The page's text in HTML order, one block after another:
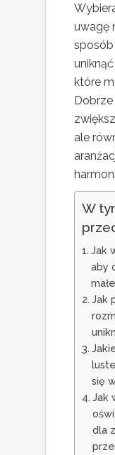
uwagę
sposób
które
ale
W
Jak
aby
Jak
się
Jak
dla